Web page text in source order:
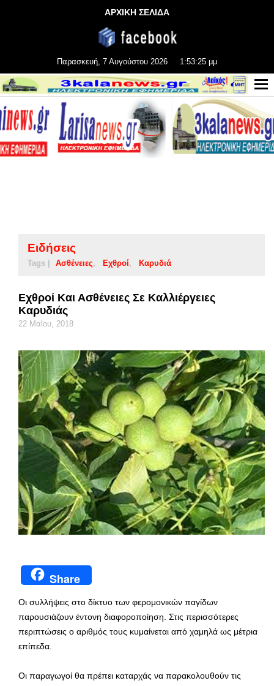
ΑΡΧΙΚΗ ΣΕΛΙΔΑ
Παρασκευή, 7 Αυγούστου 2026 1:53:25 μμ
Ειδήσεις
Tags | Ασθένειες Εχθροί Καρυδιά
Εχθροί Και Ασθένειες Σε Καλλιέργειες
Καρυδιάς
22 Μαΐου, 2018
Share
Οι συλλήψεις στο δίκτυο των φερομονικών παγίδων
παρουσιάζουν έντονη διαφοροποίηση. Στις περισσότερες
περιπτώσεις ο αριθμός τους κυμαίνεται από χαμηλά ως μέτρια
επίπεδα.
Οι παραγωγοί θα πρέπει καταρχάς να παρακολουθούν τις